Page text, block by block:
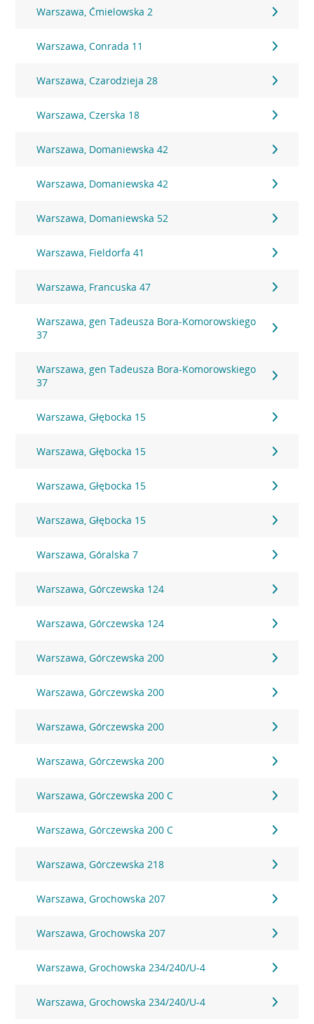
Warszawa, Ćmielowska 2
Warszawa, Conrada 11
Warszawa, Czarodzieja 28
Warszawa, Czerska 18
Warszawa, Domaniewska 42
Warszawa, Domaniewska 42
Warszawa, Domaniewska 52
Warszawa, Fieldorfa 41
Warszawa, Francuska 47
Warszawa, gen Tadeusza Bora-Komorowskiego
37
Warszawa, gen Tadeusza Bora-Komorowskiego
37
Warszawa, Głębocka 15
Warszawa, Głębocka 15
Warszawa, Głębocka 15
Warszawa, Głębocka 15
Warszawa, Góralska 7
Warszawa, Górczewska 124
Warszawa, Górczewska 124
Warszawa, Górczewska 200
Warszawa, Górczewska 200
Warszawa, Górczewska 200
Warszawa, Górczewska 200
Warszawa, Górczewska 200 C
Warszawa, Górczewska 200 C
Warszawa, Górczewska 218
Warszawa, Grochowska 207
Warszawa, Grochowska 207
Warszawa, Grochowska 234/240/U-4
Warszawa, Grochowska 234/240/U-4